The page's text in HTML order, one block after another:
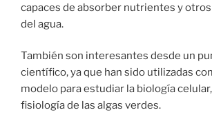
capaces de absorber nutrientes y
del agua.
También son interesantes desde un
científico, ya que han sido utilizadas
modelo para estudiar la biología
fisiología de las algas verdes.